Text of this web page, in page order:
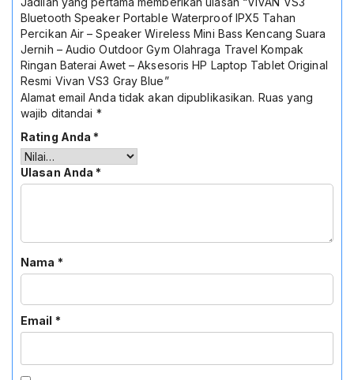
Bluetooth Speaker Portable Waterproof IPX5 Tahan
Percikan Air – Speaker Wireless Mini Bass Kencang Suara
Jernih – Audio Outdoor Gym Olahraga Travel Kompak
Ringan Baterai Awet – Aksesoris HP Laptop Tablet Original
Resmi Vivan VS3 Gray Blue”
Alamat email Anda tidak akan dipublikasikan. Ruas yang
wajib ditandai *
Rating Anda*
Ulasan Anda*
Nama *
Email *